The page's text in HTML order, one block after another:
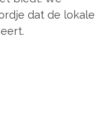
dat de lokale